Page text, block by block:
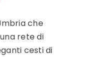
che
rete di
cesti di